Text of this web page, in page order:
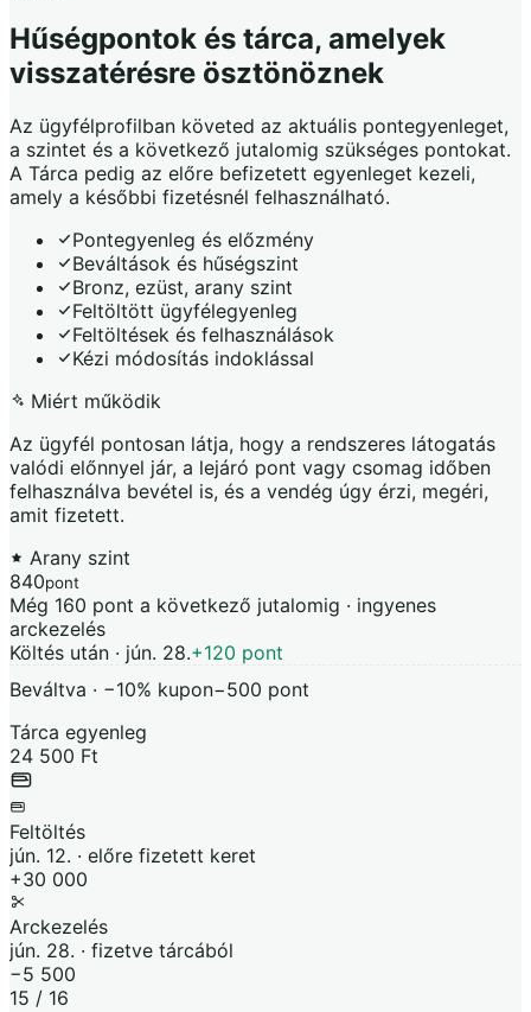
Hűségpontok és tárca, amelyek
visszatérésre ösztönöznek
Az ügyfélprofilban követed az aktuális pontegyenleget,
a szintet és a következő jutalomig szükséges pontokat.
A Tárca pedig az előre befizetett egyenleget kezeli,
amely a későbbi fizetésnél felhasználható.
Pontegyenleg és előzmény
Beváltások és hűségszint
Bronz, ezüst, arany szint
Feltöltött ügyfélegyenleg
Feltöltések és felhasználások
Kézi módosítás indoklással
Miért működik
Az ügyfél pontosan látja, hogy a rendszeres látogatás
valódi előnnyel jár, a lejáró pont vagy csomag időben
felhasználva bevétel is, és a vendég úgy érzi, megéri,
amit fizetett.
Arany szint
840pont
Még 160 pont a következő jutalomig · ingyenes
arckezelés
Költés után · jún. 28.+120 pont
Beváltva · −10% kupon−500 pont
Tárca egyenleg
24 500 Ft
Feltöltés
jún. 12. · előre fizetett keret
+30 000
Arckezelés
jún. 28. · fizetve tárcából
−5 500
15 / 16